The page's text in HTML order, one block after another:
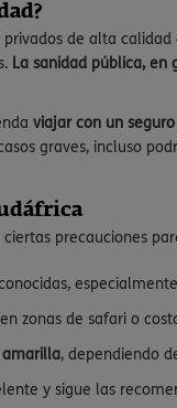
de alta
La sanidad pública,
viajar con un
graves, incluso
precauciones
zonas de safari o
amarilla, dependiendo
y sigue las